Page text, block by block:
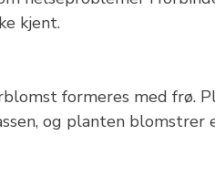
kjent.
formeres med frø.
og planten blomstrer